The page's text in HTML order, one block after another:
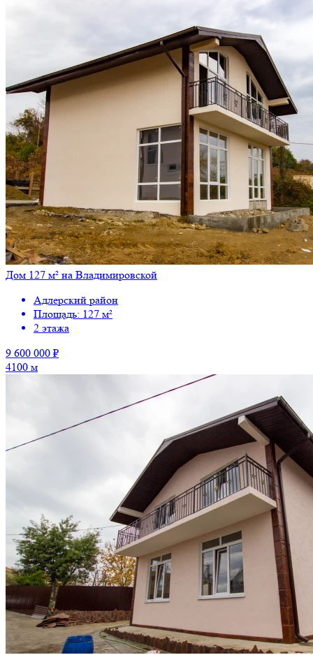
Дом 127 м² на Владимировской
Адлерский район
Площадь: 127 м²
2 этажа
9 600 000 ₽
4100 м